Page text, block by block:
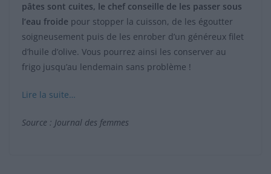
pâtes sont cuites, le chef conseille de les passer sous
l’eau froide pour stopper la cuisson, de les égoutter
soigneusement puis de les enrober d’un généreux filet
d’huile d’olive. Vous pourrez ainsi les conserver au
frigo jusqu’au lendemain sans problème !
Lire la suite…
Source : Journal des femmes